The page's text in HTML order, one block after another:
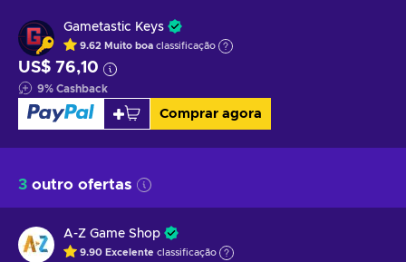
Gametastic Keys
9.62 Muito boa classificação
US$ 76,10
9% Cashback
Comprar agora
3 outro ofertas
A-Z Game Shop
9.90 Excelente classificação